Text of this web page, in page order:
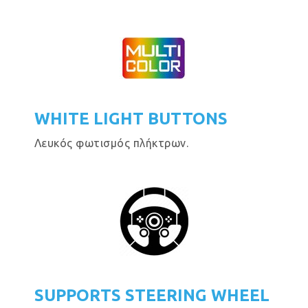
WHITE LIGHT BUTTONS
Λευκός φωτισμός πλήκτρων.
SUPPORTS STEERING WHEEL